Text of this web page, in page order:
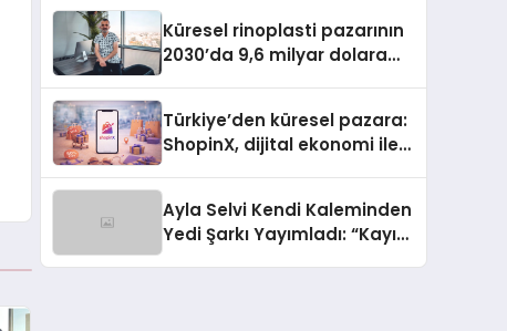
Küresel rinoplasti pazarının
2030’da 9,6 milyar dolara
Türkiye’den küresel pazara:
ShopinX, dijital ekonomi ile
Ayla Selvi Kendi Kaleminden
Yedi Şarkı Yayımladı: “Kayıp